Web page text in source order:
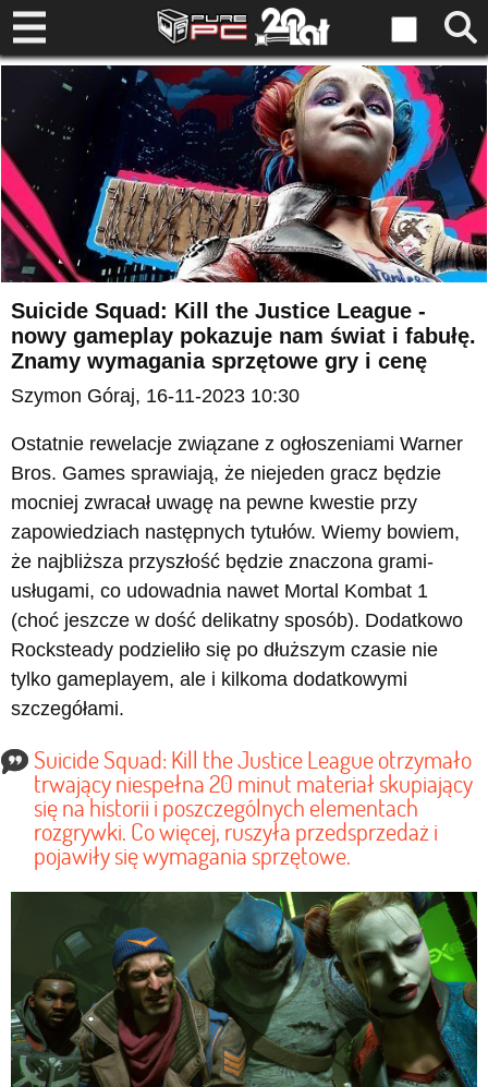
Suicide Squad: Kill the Justice League -
nowy gameplay pokazuje nam świat i fabułę.
Znamy wymagania sprzętowe gry i cenę
Szymon Góraj, 16-11-2023 10:30
Ostatnie rewelacje związane z ogłoszeniami Warner
Bros. Games sprawiają, że niejeden gracz będzie
mocniej zwracał uwagę na pewne kwestie przy
zapowiedziach następnych tytułów. Wiemy bowiem,
że najbliższa przyszłość będzie znaczona grami-
usługami, co udowadnia nawet Mortal Kombat 1
(choć jeszcze w dość delikatny sposób). Dodatkowo
Rocksteady podzieliło się po dłuższym czasie nie
tylko gameplayem, ale i kilkoma dodatkowymi
szczegółami.
Suicide Squad: Kill the Justice League otrzymało
trwający niespełna 20 minut materiał skupiający
się na historii i poszczególnych elementach
rozgrywki. Co więcej, ruszyła przedsprzedaż i
pojawiły się wymagania sprzętowe.